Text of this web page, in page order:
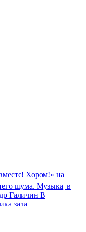
Хором!» на
шума. Музыка, в
Галичин В
зала.